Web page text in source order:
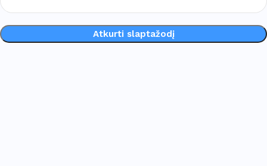
Atkurti slaptažodį